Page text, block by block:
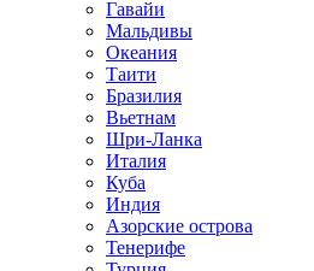
Гавайи
Мальдивы
Океания
Таити
Бразилия
Вьетнам
Шри-Ланка
Италия
Куба
Индия
Азорские острова
Тенерифе